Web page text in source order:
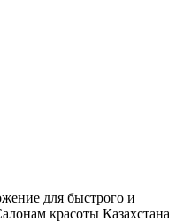
для быстрого и
красоты Казахстана